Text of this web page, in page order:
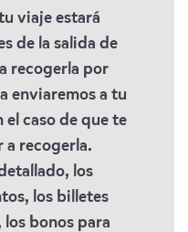
viaje estará
de la salida de
recogerla por
enviaremos a tu
caso de que te
a recogerla.
los
los billetes
bonos para